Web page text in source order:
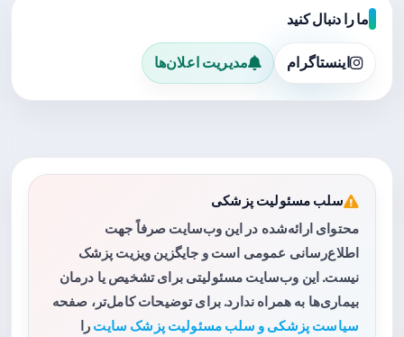
ما را دنبال کنید
اینستاگرام مدیریت اعلان‌ها
سلب مسئولیت پزشکی
محتوای ارائه‌شده در این وب‌سایت صرفاً جهت
اطلاع‌رسانی عمومی است و جایگزین ویزیت پزشک
نیست. این وب‌سایت مسئولیتی برای تشخیص یا درمان
بیماری‌ها به همراه ندارد. برای توضیحات کامل‌تر، صفحه
سیاست پزشکی و سلب مسئولیت پزشک سایت را